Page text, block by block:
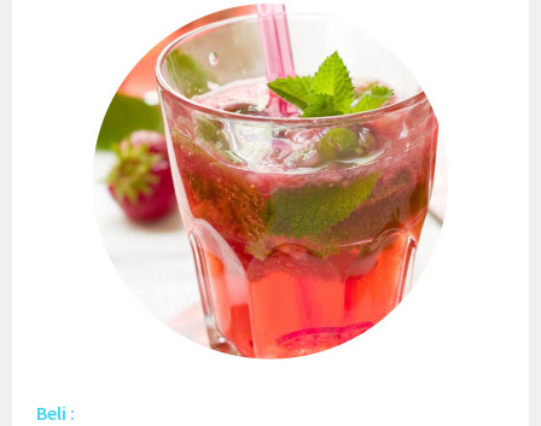
Beli :